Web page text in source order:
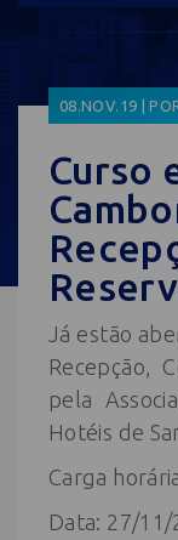
08.NOV.19 |
Curso
Já estão
Recepção,
pela
Hotéis de
Carga
Data: 27/11/